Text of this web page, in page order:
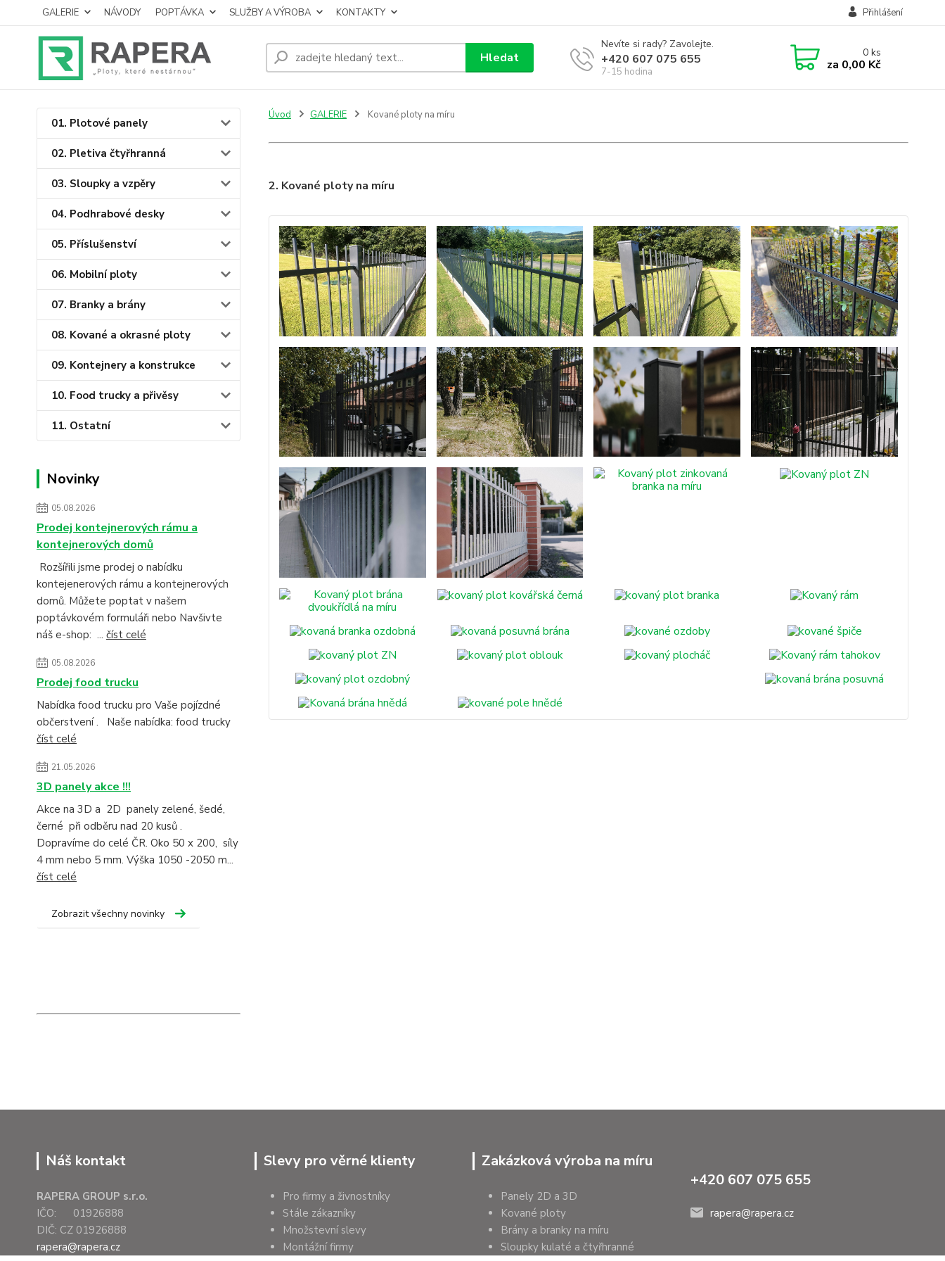
GALERIE NÁVODY POPTÁVKA SLUŽBY A VÝROBA KONTAKTY Přihlášení
Hledat
Nevíte si rady? Zavolejte.
+420 607 075 655
7-15 hodina
0ks
za 0,00 Kč
01. Plotové panely
02. Pletiva čtyřhranná
03. Sloupky a vzpěry
04. Podhrabové desky
05. Příslušenství
06. Mobilní ploty
07. Branky a brány
08. Kované a okrasné ploty
09. Kontejnery a konstrukce
10. Food trucky a přivěsy
11. Ostatní
Novinky
05.08.2026
Prodej kontejnerových rámu a
kontejnerových domů
Rozšířili jsme prodej o nabídku
kontejenerových rámu a kontejnerových
domů. Můžete poptat v našem
poptávkovém formuláři nebo Navšivte
náš e-shop: ... číst celé
05.08.2026
Prodej food trucku
Nabídka food trucku pro Vaše pojízdné
občerstvení . Naše nabídka: food trucky
číst celé
21.05.2026
3D panely akce !!!
Akce na 3D a 2D panely zelené, šedé,
černé při odběru nad 20 kusů .
Dopravíme do celé ČR. Oko 50 x 200, síly
4 mm nebo 5 mm. Výška 1050 -2050 m...
číst celé
Zobrazit všechny novinky
Úvod GALERIE Kované ploty na míru
2. Kované ploty na míru
Náš kontakt
RAPERA GROUP s.r.o.
IČO: 01926888
DIČ: CZ 01926888
rapera@rapera.cz
Slevy pro věrné klienty
Pro firmy a živnostníky
Stále zákazníky
Množstevní slevy
Montážní firmy
Zakázková výroba na míru
Panely 2D a 3D
Kované ploty
Brány a branky na míru
Sloupky kulaté a čtyřhranné
+420 607 075 655
rapera@rapera.cz